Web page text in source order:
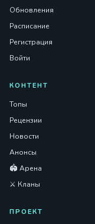
Обновления
Расписание
Регистрация
Войти
КОНТЕНТ
Топы
Рецензии
Новости
Анонсы
🏟️ Арена
⚔️ Кланы
ПРОЕКТ